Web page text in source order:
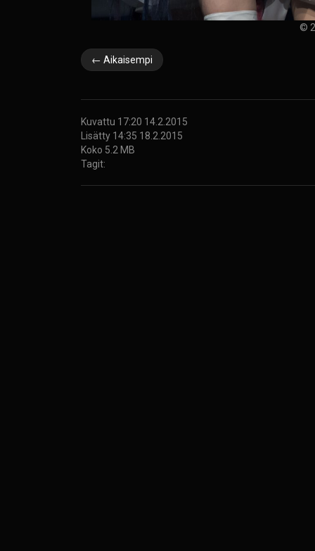
©
← Aikaisempi
Kuvattu 17:20 14.2.2015
Lisätty 14:35 18.2.2015
Koko 5.2 MB
Tagit: